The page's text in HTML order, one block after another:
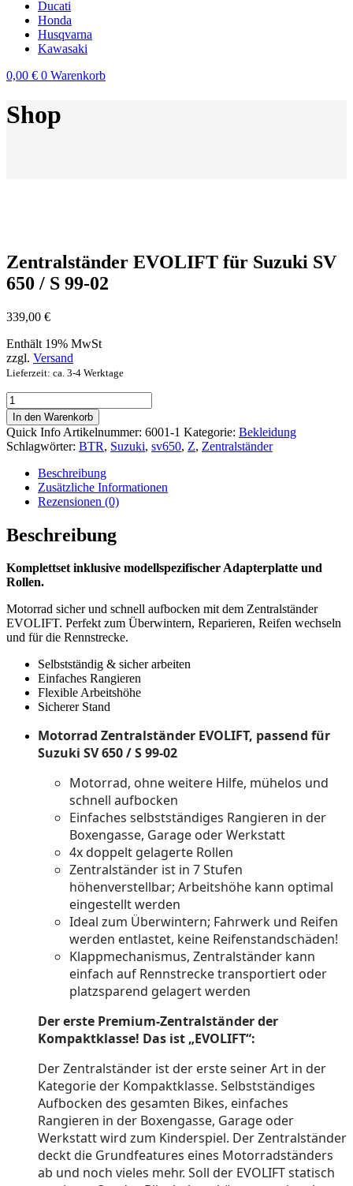
Ducati
Honda
Husqvarna
Kawasaki
0,00 € 0 Warenkorb
Shop
Zentralständer EVOLIFT für Suzuki SV
650 / S 99-02
339,00 €
Enthält 19% MwSt
zzgl. Versand
Lieferzeit: ca. 3-4 Werktage
Zentralständer
EVOLIFT
für
Suzuki
SV
02
Menge
In den Warenkorb
Quick Info Artikelnummer: 6001-1 Kategorie: Bekleidung
Schlagwörter: BTR, Suzuki, sv650, Z, Zentralständer
Beschreibung
Zusätzliche Informationen
Rezensionen (0)
Beschreibung
Komplettset inklusive modellspezifischer Adapterplatte und
Rollen.
Motorrad sicher und schnell aufbocken mit dem Zentralständer
EVOLIFT. Perfekt zum Überwintern, Reparieren, Reifen wechseln
und für die Rennstrecke.
Selbstständig & sicher arbeiten
Einfaches Rangieren
Flexible Arbeitshöhe
Sicherer Stand
Motorrad Zentralständer EVOLIFT, passend für
Suzuki SV 650 / S 99-02
Motorrad, ohne weitere Hilfe, mühelos und
schnell aufbocken
Einfaches selbstständiges Rangieren in der
Boxengasse, Garage oder Werkstatt
4x doppelt gelagerte Rollen
Zentralständer ist in 7 Stufen
höhenverstellbar; Arbeitshöhe kann optimal
eingestellt werden
Ideal zum Überwintern; Fahrwerk und Reifen
werden entlastet, keine Reifenstandschäden!
Klappmechanismus, Zentralständer kann
einfach auf Rennstrecke transportiert oder
platzsparend gelagert werden
Der erste Premium-Zentralständer der
Kompaktklasse! Das ist „EVOLIFT“:
Der Zentralständer ist der erste seiner Art in der
Kategorie der Kompaktklasse. Selbstständiges
Aufbocken des gesamten Bikes, einfaches
Rangieren in der Boxengasse, Garage oder
Werkstatt wird zum Kinderspiel. Der Zentralständer
deckt die Grundfeatures eines Motorradständers
ab und noch vieles mehr. Soll der EVOLIFT statisch